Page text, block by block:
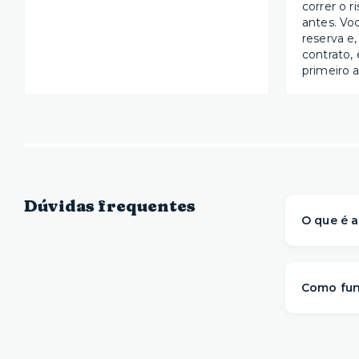
correr o
antes.
reserva
contrato,
primeiro
Dúvidas frequentes
O que é
com mais
O
Como